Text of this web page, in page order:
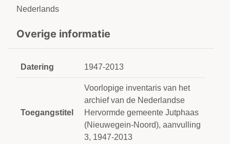
Nederlands
Overige informatie
Datering 1947-2013
Toegangstitel
Voorlopige inventaris van het
archief van de Nederlandse
Hervormde gemeente Jutphaas
(Nieuwegein-Noord), aanvulling
3, 1947-2013